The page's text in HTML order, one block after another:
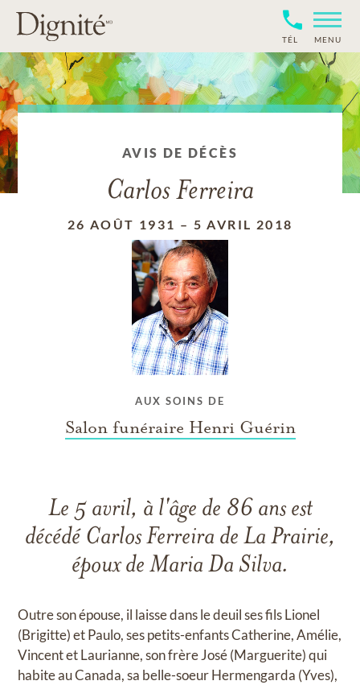
TÉL MENU
AVIS DE DÉCÈS
Carlos Ferreira
26 AOÛT 1931 – 5 AVRIL 2018
AUX SOINS DE
Salon funéraire Henri Guérin
Le 5 avril, à l'âge de 86 ans est
décédé Carlos Ferreira de La Prairie,
époux de Maria Da Silva.
Outre son épouse, il laisse dans le deuil ses fils Lionel
(Brigitte) et Paulo, ses petits-enfants Catherine, Amélie,
Vincent et Laurianne, son frère José (Marguerite) qui
habite au Canada, sa belle-soeur Hermengarda (Yves),